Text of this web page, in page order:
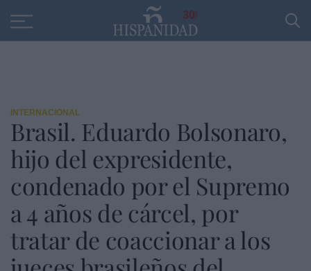
30
INTERNACIONAL
Brasil. Eduardo Bolsonaro,
hijo del expresidente,
condenado por el Supremo
a 4 años de cárcel, por
tratar de coaccionar a los